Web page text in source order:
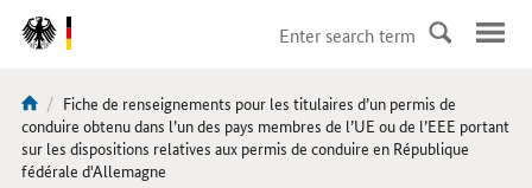
DirektZu:
Navigation
You
are
here:
current
page:
Fiche de renseignements pour les titulaires d’un permis de
conduire obtenu dans l’un des pays membres de l’UE ou de l’EEE portant
sur les dispositions relatives aux permis de conduire en République
fédérale d'Allemagne